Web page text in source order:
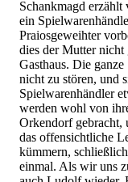
Schankmagd
ein
Praiosgeweihter
dies der Mutter
Gasthaus. Die
nicht zu stören, und
Spielwarenhändler
werden wohl von
Orkendorf gebracht,
das offensichtliche
kümmern,
einmal. Als wir uns